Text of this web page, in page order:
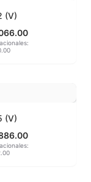
(V)
(V)